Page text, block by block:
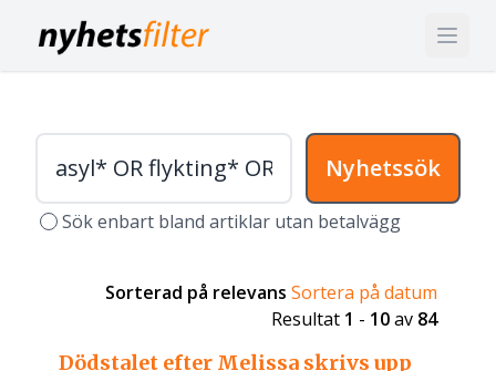
Nyhetssök
Sök enbart bland artiklar utan betalvägg
Sorterad på relevans Sortera på datum
Resultat 1 - 10av 84
Dödstalet efter Melissa skrivs upp